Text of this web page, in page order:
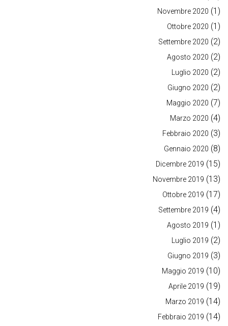
Novembre 2020 (1)
Ottobre 2020 (1)
Settembre 2020 (2)
Agosto 2020 (2)
Luglio 2020 (2)
Giugno 2020 (2)
Maggio 2020 (7)
Marzo 2020 (4)
Febbraio 2020 (3)
Gennaio 2020 (8)
Dicembre 2019 (15)
Novembre 2019 (13)
Ottobre 2019 (17)
Settembre 2019 (4)
Agosto 2019 (1)
Luglio 2019 (2)
Giugno 2019 (3)
Maggio 2019 (10)
Aprile 2019 (19)
Marzo 2019 (14)
Febbraio 2019 (14)